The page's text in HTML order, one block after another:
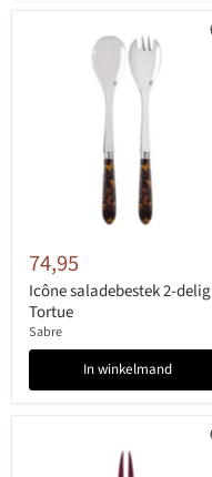
74,95
Icône saladebestek 2-delig
Tortue
Sabre
In winkelmand